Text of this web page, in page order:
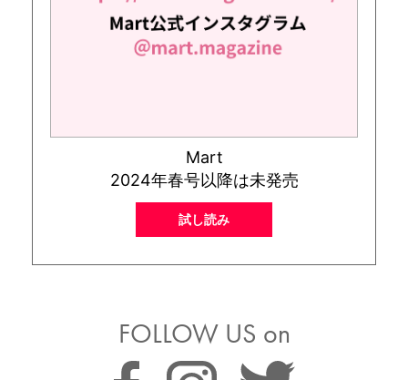
Mart
2024年春号以降は未発売
試し読み
FOLLOW US on